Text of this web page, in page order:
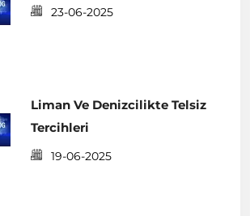
23-06-2025
Liman Ve Denizcilikte Telsiz
Tercihleri
19-06-2025